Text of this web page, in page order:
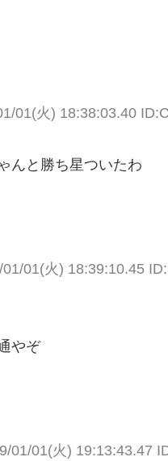
01(火) 18:38:03.40
んと勝ち星ついたわ
01/01(火) 18:39:10.45
やぞ
01/01(火) 19:13:43.47